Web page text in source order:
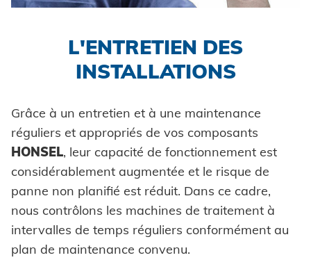
Pièces auto-sertissables
Coils
Entretoises
Bagues
Rivets industriels
Pièces spéciales
Automation
Système de contrôle
Pose pièces auto-sertissables
Honsel France
Honsel partenaire
Honsel projets
Automobile
Assurance qualité
Prêt pour la livraison
Certificates
Agréments techniques
Carrosseries de voitures
Powertrain
Construction d'usine
Construction de véhicules
Maritime
ingénierie mécanique
Conseils et astuces
Maintenance et réparation
L'entretien des installations
TELECHARGEMENTS
TELECHARGEMENTS
Catalogues et matériel d'information
Images
CARRIÈRE
CARRIÈRE @ HONSEL
CONTACT
L'ENTRETIEN DES
INSTALLATIONS
Grâce à un entretien et à une maintenance
réguliers et appropriés de vos composants
HONSEL, leur capacité de fonctionnement est
considérablement augmentée et le risque de
panne non planifié est réduit. Dans ce cadre,
nous contrôlons les machines de traitement à
intervalles de temps réguliers conformément au
plan de maintenance convenu.